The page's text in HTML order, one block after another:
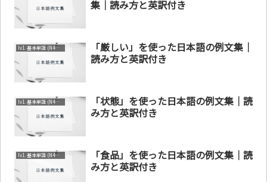
集｜読み方と英訳付き
lv1. 基本単語 (N4～N5)
「厳しい」を使った日本語の例文集｜
読み方と英訳付き
lv1. 基本単語 (N4～N5)
「状態」を使った日本語の例文集｜読
み方と英訳付き
lv1. 基本単語 (N4～N5)
「食品」を使った日本語の例文集｜読
み方と英訳付き